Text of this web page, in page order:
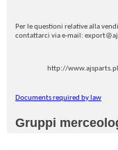
Per le questioni relative alla
contattarci via e-mail:
http://www.ajsparts.pl
Documents required by law
Gruppi